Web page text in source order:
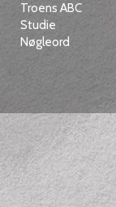
Troens ABC
Studie
Nøgleord